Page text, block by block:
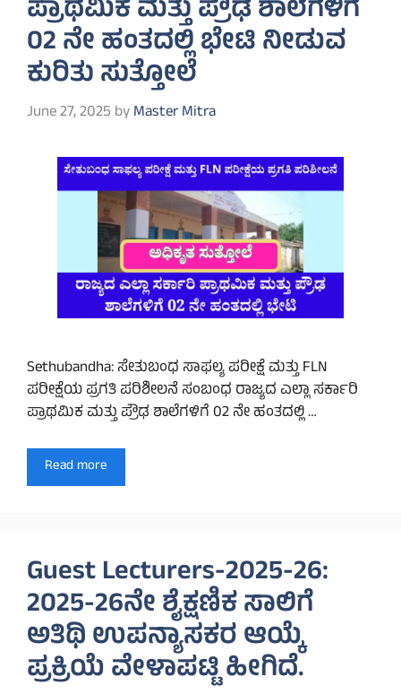
ಪ್ರಾಥಮಿಕ ಮತ್ತು ಪ್ರೌಢ ಶಾಲೆಗಳಿಗೆ
02 ನೇ ಹಂತದಲ್ಲಿ ಭೇಟಿ ನೀಡುವ
ಕುರಿತು ಸುತ್ತೋಲೆ
June 27, 2025 byMaster Mitra
Sethubandha: ಸೇತುಬಂಧ ಸಾಫಲ್ಯ ಪರೀಕ್ಷೆ ಮತ್ತು FLN
ಪರೀಕ್ಷೆಯ ಪ್ರಗತಿ ಪರಿಶೀಲನೆ ಸಂಬಂಧ ರಾಜ್ಯದ ಎಲ್ಲಾ ಸರ್ಕಾರಿ
ಪ್ರಾಥಮಿಕ ಮತ್ತು ಪ್ರೌಢ ಶಾಲೆಗಳಿಗೆ 02 ನೇ ಹಂತದಲ್ಲಿ …
Read more
Guest Lecturers-2025-26:
2025-26ನೇ ಶೈಕ್ಷಣಿಕ ಸಾಲಿಗೆ
ಅತಿಥಿ ಉಪನ್ಯಾಸಕರ ಆಯ್ಕೆ
ಪ್ರಕ್ರಿಯೆ ವೇಳಾಪಟ್ಟಿ ಹೀಗಿದೆ.